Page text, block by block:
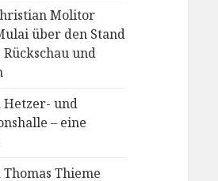
Molitor
über den Stand
und
Hetzer- und
– eine
Thomas Thieme